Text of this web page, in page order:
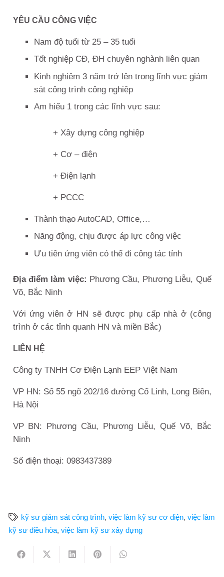
YÊU CẦU CÔNG VIỆC
Nam độ tuổi từ 25 – 35 tuổi
Tốt nghiệp CĐ, ĐH chuyên nghành liên quan
Kinh nghiệm 3 năm trở lên trong lĩnh vực giám
sát công trình công nghiệp
Am hiểu 1 trong các lĩnh vực sau:
+ Xây dựng công nghiệp
+ Cơ – điện
+ Điện lạnh
+ PCCC
Thành thạo AutoCAD, Office,…
Năng động, chịu được áp lực công việc
Ưu tiên ứng viên có thể đi công tác tỉnh
Địa điểm làm việc: Phương Cầu, Phương Liễu, Quế
Võ, Bắc Ninh
Với ứng viên ở HN sẽ được phụ cấp nhà ở (công
trình ở các tỉnh quanh HN và miền Bắc)
LIÊN HỆ
Công ty TNHH Cơ Điện Lạnh EEP Việt Nam
VP HN: Số 55 ngõ 202/16 đường Cổ Linh, Long Biên,
Hà Nội
VP BN: Phương Cầu, Phương Liễu, Quế Võ, Bắc
Ninh
Số điện thoại: 0983437389
kỹ sư giám sát công trình,việc làm kỹ sư cơ điện,việc làm
kỹ sư điều hòa, việc làm kỹ sư xây dựng